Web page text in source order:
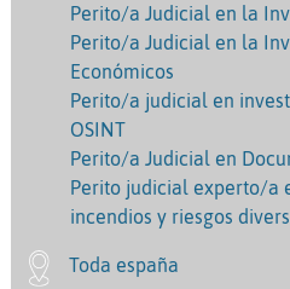
Perito/a Judicial en la
Perito/a Judicial en la
Económicos
Perito/a judicial en
OSINT
Perito/a Judicial en
Perito judicial experto/a
incendios y riesgos
Toda españa